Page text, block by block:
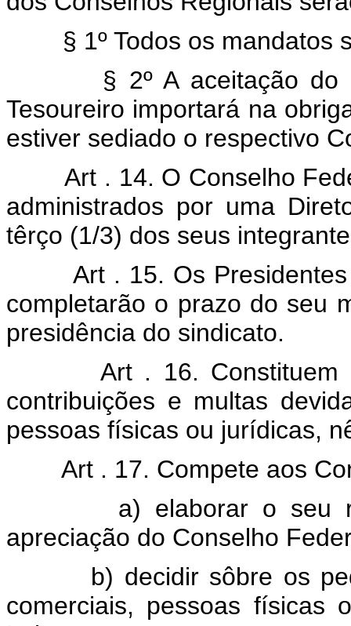
§ 1º Todos os mandatos
§ 2º A aceitação do
Tesoureiro importará na
estiver sediado o respectivo
Art . 14. O Conselho
administrados por uma
têrço (1/3) dos seus
Art . 15. Os
completarão o prazo do seu
presidência do sindicato.
Art . 16. Constituem
contribuições e multas
pessoas físicas ou jurídicas,
Art . 17. Compete aos
a) elaborar o seu
apreciação do Conselho
b) decidir sôbre os
comerciais, pessoas físicas